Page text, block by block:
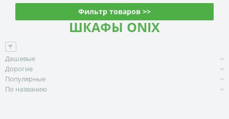
Фильтр товаров >>
ШКАФЫ ONIX
Дешевые
Дорогие
Популярные
По названию